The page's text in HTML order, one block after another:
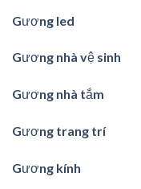
Gương led
Gương nhà vệ sinh
Gương nhà tắm
Gương trang trí
Gương kính